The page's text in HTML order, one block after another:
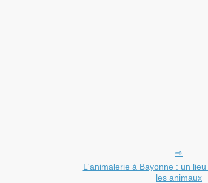
L'animalerie à Bayonne : un
les animaux